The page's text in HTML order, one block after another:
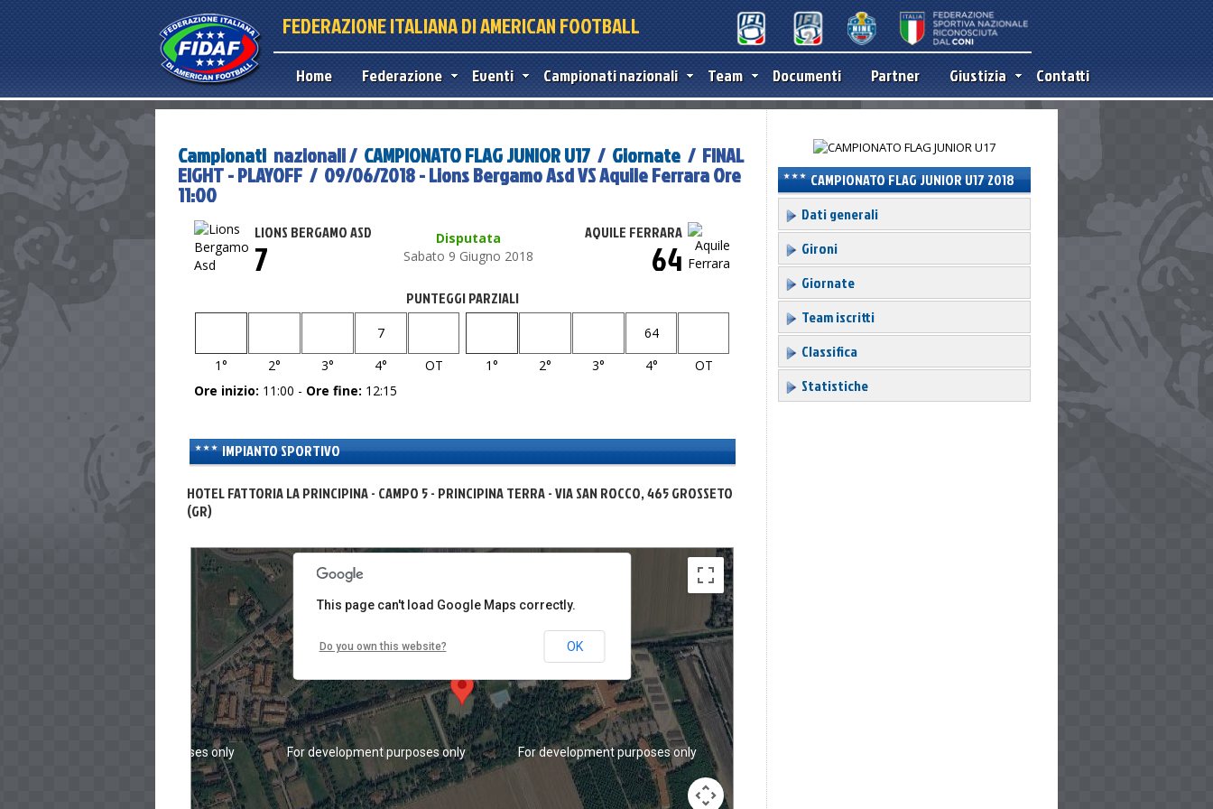
FEDERAZIONE ITALIANA DI AMERICAN FOOTBALL
Home Federazione Eventi Campionati nazionali Team Documenti Partner Giustizia Contatti
Campionati nazionali / CAMPIONATO FLAG JUNIOR U17 / Giornate / FINAL
EIGHT - PLAYOFF / 09/06/2018 - Lions Bergamo Asd VS Aquile Ferrara Ore
11:00
LIONS BERGAMO ASD
Disputata
Sabato 9 Giugno 2018
AQUILE FERRARA
7 64
PUNTEGGI PARZIALI
7
1°
2° 3° 4° OT
64
1°
2° 3° 4°
OT
Ore inizio: 11:00 - Ore fine: 12:15
IMPIANTO SPORTIVO
HOTEL FATTORIA LA PRINCIPINA - CAMPO 5 - PRINCIPINA TERRA - VIA SAN ROCCO, 465 GROSSETO
(GR)
For development purposes only
For development purposes only
For development purposes only
For development purposes only
For development purposes only
For development purposes only
This page can't load Google Maps correctly.
Do you own this website? OK
CAMPIONATO FLAG JUNIOR U17 2018
Dati generali
Gironi
Giornate
Team iscritti
Classifica
Statistiche